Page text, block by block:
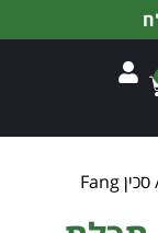
/ סכין Fang